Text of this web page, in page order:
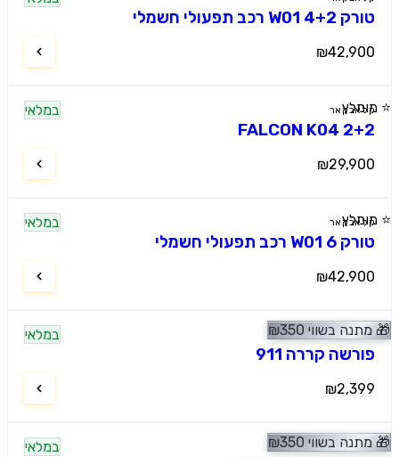
טורק W01 4+2 רכב תפעולי חשמלי
₪42,900
⭐ מומלץ
קלאבקאר במלאי
FALCON K04 2+2
₪29,900
⭐ מומלץ
קלאבקאר במלאי
טורק W01 6 רכב תפעולי חשמלי
₪42,900
⭐ מומלץ
🎁 מתנה בשווי ₪350 רכבי ספורט במלאי
פורשה קררה 911
₪2,399
🎁 מתנה בשווי ₪350 ג'יפים במלאי